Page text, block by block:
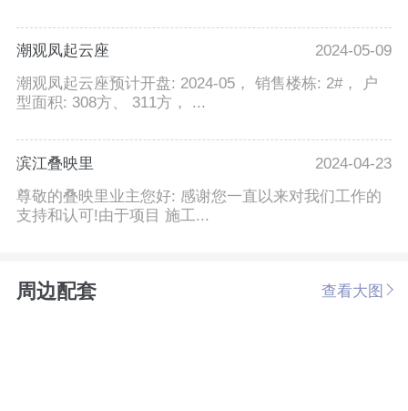
潮观凤起云座
2024-05-09
潮观凤起云座预计开盘: 2024-05， 销售楼栋: 2#， 户
型面积: 308方、 311方， ...
滨江叠映里
2024-04-23
尊敬的叠映里业主您好: 感谢您一直以来对我们工作的
支持和认可!由于项目 施工...
周边配套 查看大图